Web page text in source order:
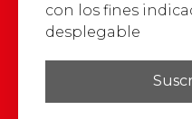
con los fines
desplegable